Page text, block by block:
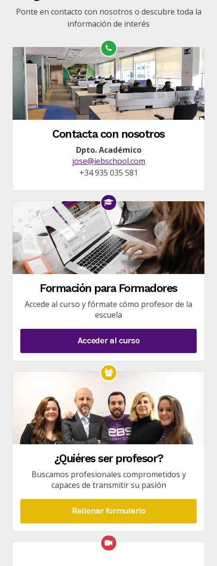
Ponte en contacto con nosotros o descubre toda la
información de interés
Contacta con nosotros
Dpto. Académico
jose@iebschool.com
+34 935 035 581
Formación para Formadores
Accede al curso y fórmate cómo profesor de la
escuela
Acceder al curso
¿Quiéres ser profesor?
Buscamos profesionales comprometidos y
capaces de transmitir su pasión
Rellenar formulario